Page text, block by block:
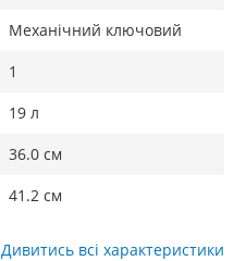
Механічний ключовий
1
19 л
36.0 см
41.2 см
Дивитись всі характеристики